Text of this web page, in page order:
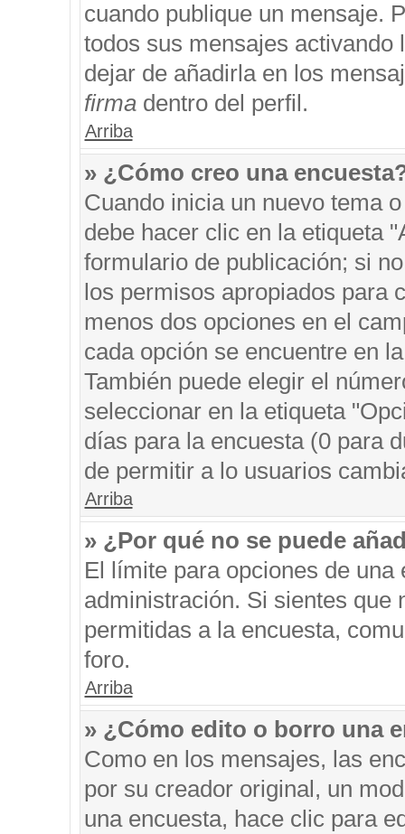
cuando publique un mensaje.
todos sus mensajes
dejar de añadirla en los
firmadentro del perfil.
Arriba
» ¿Cómo creo una
Cuando inicia un nuevo tema
debe hacer clic en la etiqueta
formulario de publicación; si
los permisos apropiados para
menos dos opciones en el
cada opción se encuentre en
También puede elegir el
seleccionar en la etiqueta
días para la encuesta (0 para
de permitir a lo usuarios
Arriba
» ¿Por qué no se puede
El límite para opciones de una
administración. Si sientes que
permitidas a la encuesta,
foro.
Arriba
» ¿Cómo edito o borro una
Como en los mensajes, las
por su creador original, un
una encuesta, hace clic para